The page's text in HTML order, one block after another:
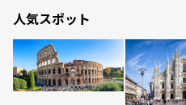
人気スポット